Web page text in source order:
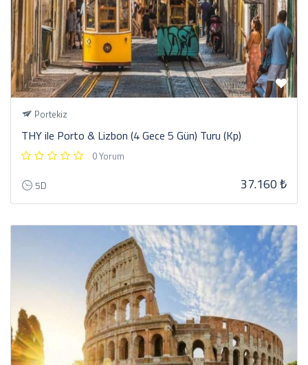
Portekiz
THY ile Porto & Lizbon (4 Gece 5 Gün) Turu (Kp)
0 Yorum
5D 37.160 ₺